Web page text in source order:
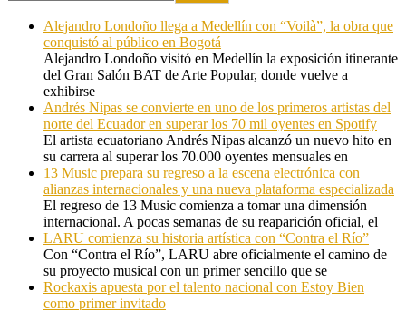
Alejandro Londoño llega a Medellín con “Voilà”, la obra que
conquistó al público en Bogotá
Alejandro Londoño visitó en Medellín la exposición itinerante
del Gran Salón BAT de Arte Popular, donde vuelve a
exhibirse
Andrés Nipas se convierte en uno de los primeros artistas del
norte del Ecuador en superar los 70 mil oyentes en Spotify
El artista ecuatoriano Andrés Nipas alcanzó un nuevo hito en
su carrera al superar los 70.000 oyentes mensuales en
13 Music prepara su regreso a la escena electrónica con
alianzas internacionales y una nueva plataforma especializada
El regreso de 13 Music comienza a tomar una dimensión
internacional. A pocas semanas de su reaparición oficial, el
LARU comienza su historia artística con “Contra el Río”
Con “Contra el Río”, LARU abre oficialmente el camino de
su proyecto musical con un primer sencillo que se
Rockaxis apuesta por el talento nacional con Estoy Bien
como primer invitado